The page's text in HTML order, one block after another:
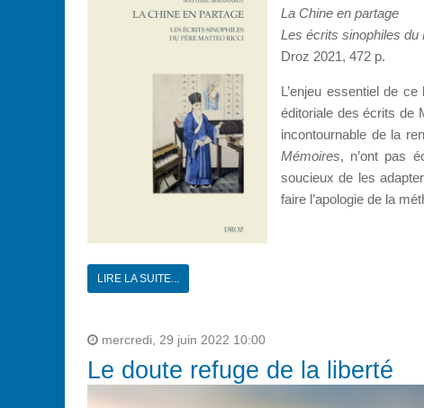
La Chine en partage
Les écrits sinophiles du
Droz 2021, 472 p.
L’enjeu essentiel de
éditoriale des écrits de
incontournable de la
Mémoires, n’ont pas
soucieux de les
faire l’apologie de la
LIRE LA SUITE...
mercredi, 29 juin 2022 10:00
Le doute refuge de la liberté